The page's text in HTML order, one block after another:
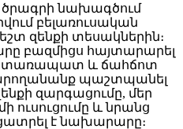
նախագծում
բելառուսական
զենքի տեսակներին։
բազմիցս հայտարարել
և ճահճոտ
պաշտպանել
զարգացումը, մեր
ուսուցումը և նրանց
է նախարարը։